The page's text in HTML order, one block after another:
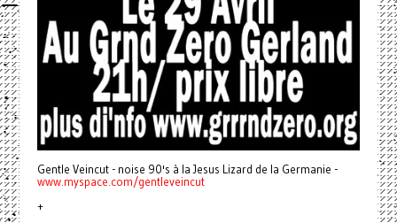
Gentle Veincut - noise 90's à la Jesus Lizard de la Germanie -
www.myspace.com/gentleveincut
+